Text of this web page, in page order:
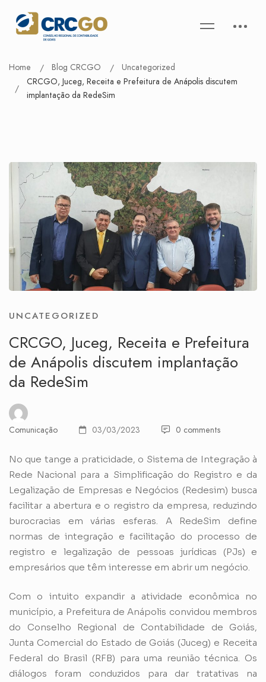
Home Blog CRCGO
Uncategorized
CRCGO, Juceg, Receita e Prefeitura de Anápolis discutem
implantação da RedeSim
UNCATEGORIZED
CRCGO, Juceg, Receita e Prefeitura
de Anápolis discutem implantação
da RedeSim
Comunicação 03/03/2023 0 comments
No que tange a praticidade, o Sistema de Integração à
Rede Nacional para a Simplificação do Registro e da
Legalização de Empresas e Negócios (Redesim) busca
facilitar a abertura e o registro da empresa, reduzindo
burocracias em várias esferas. A RedeSim define
normas de integração e facilitação do processo de
registro e legalização de pessoas jurídicas (PJs) e
empresários que têm interesse em abrir um negócio.
Com o intuito expandir a atividade econômica no
município, a Prefeitura de Anápolis convidou membros
do Conselho Regional de Contabilidade de Goiás,
Junta Comercial do Estado de Goiás (Juceg) e Receita
Federal do Brasil (RFB) para uma reunião técnica. Os
diálogos foram conduzidos para dar tratativas na